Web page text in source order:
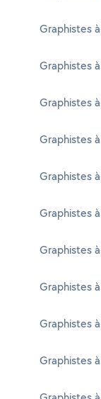
Graphistes
Graphistes
Graphistes
Graphistes
Graphistes
Graphistes
Graphistes
Graphistes
Graphistes
Graphistes